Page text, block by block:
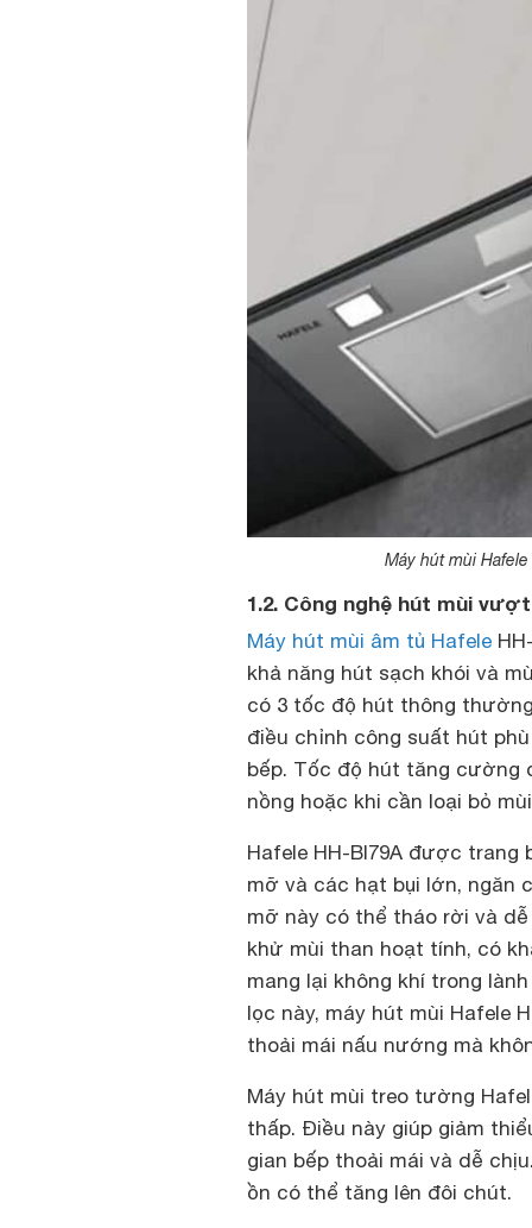
Máy hút mùi
1.2. Công nghệ hút mùi
Máy hút mùi âm tủ Hafele
khả năng hút sạch khói và
có 3 tốc độ hút thông
điều chỉnh công suất hút
bếp. Tốc độ hút tăng cường
nồng hoặc khi cần loại bỏ
Hafele HH-BI79A được
mỡ và các hạt bụi lớn, ngăn
mỡ này có thể tháo rời và
khử mùi than hoạt tính, có
mang lại không khí trong
lọc này, máy hút mùi Hafele
thoải mái nấu nướng mà
Máy hút mùi treo tường
thấp. Điều này giúp giảm
gian bếp thoải mái và dễ
ồn có thể tăng lên đôi chút.